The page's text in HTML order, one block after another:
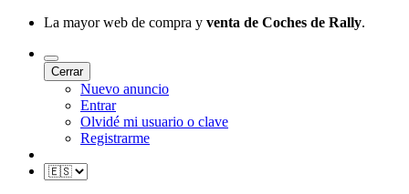
La mayor web de compra y venta de Coches de Rally.
Cerrar
Nuevo anuncio
Entrar
Olvidé mi usuario o clave
Registrarme